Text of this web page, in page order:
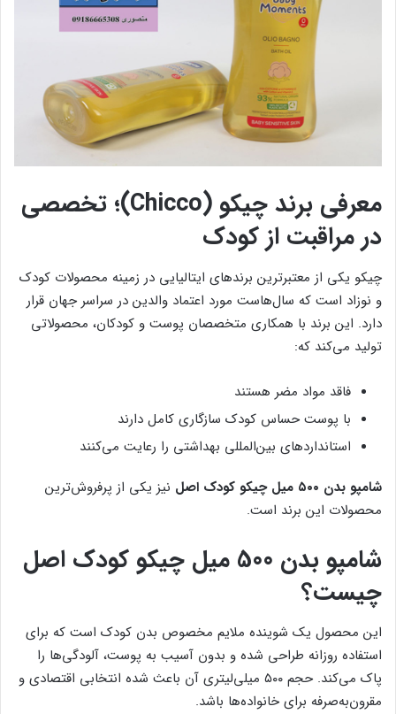
معرفی برند چیکو (Chicco)؛ تخصصی
در مراقبت از کودک
چیکو یکی از معتبرترین برندهای ایتالیایی در زمینه محصولات کودک
و نوزاد است که سال‌هاست مورد اعتماد والدین در سراسر جهان قرار
دارد. این برند با همکاری متخصصان پوست و کودکان، محصولاتی
تولید می‌کند که:
فاقد مواد مضر هستند
با پوست حساس کودک سازگاری کامل دارند
استانداردهای بین‌المللی بهداشتی را رعایت می‌کنند
شامپو بدن ۵۰۰ میل چیکو کودک اصل
نیز یکی از پرفروش‌ترین
محصولات این برند است.
شامپو بدن 500 میل چیکو کودک اصل
چیست؟
این محصول یک شوینده ملایم مخصوص بدن کودک است که برای
استفاده روزانه طراحی شده و بدون آسیب به پوست، آلودگی‌ها را
پاک می‌کند. حجم ۵۰۰ میلی‌لیتری آن باعث شده انتخابی اقتصادی و
مقرون‌به‌صرفه برای خانواده‌ها باشد.